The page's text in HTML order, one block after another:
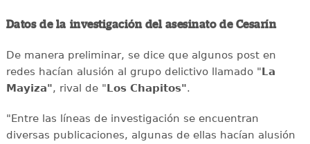
Datos de la investigación del asesinato de Cesarín
De manera preliminar, se dice que algunos post en
redes hacían alusión al grupo delictivo llamado "La
Mayiza", rival de "Los Chapitos".
"Entre las líneas de investigación se encuentran
diversas publicaciones, algunas de ellas hacían alusión